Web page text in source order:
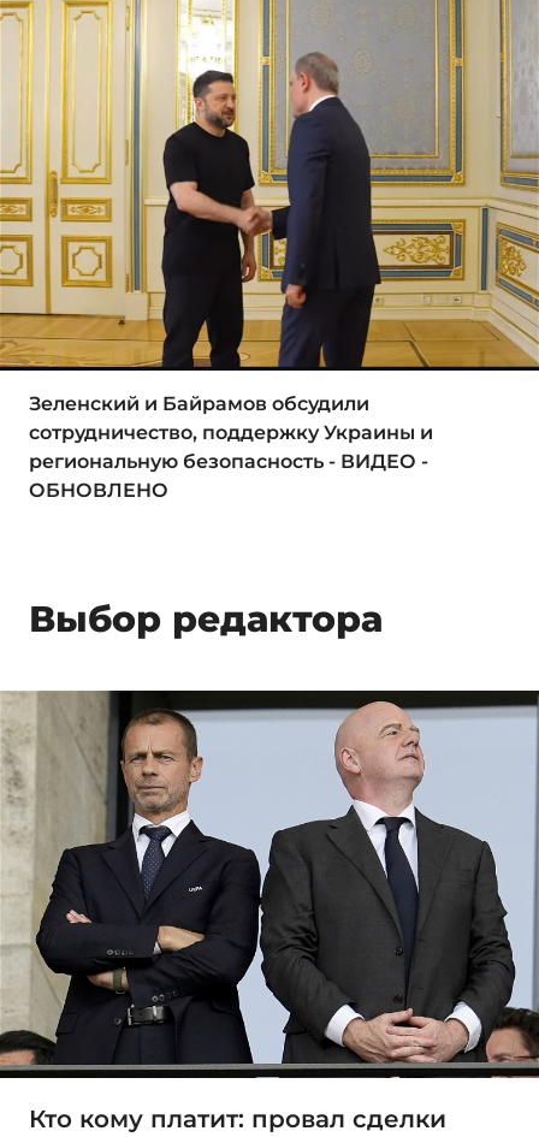
Зеленский и Байрамов обсудили
сотрудничество, поддержку Украины и
региональную безопасность - ВИДЕО -
ОБНОВЛЕНО
Выбор редактора
Кто кому платит: провал сделки